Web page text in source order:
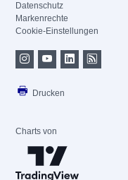
Datenschutz
Markenrechte
Cookie-Einstellungen
Drucken
Charts von